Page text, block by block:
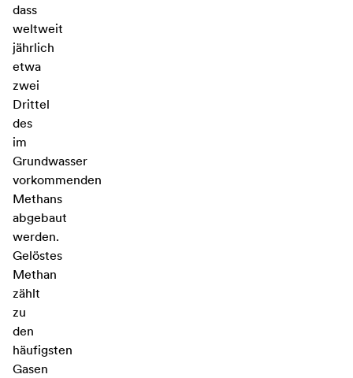
dass
weltweit
jährlich
etwa
zwei
Drittel
des
im
Grundwasser
vorkommenden
Methans
abgebaut
werden.
Gelöstes
Methan
zählt
zu
den
häufigsten
Gasen